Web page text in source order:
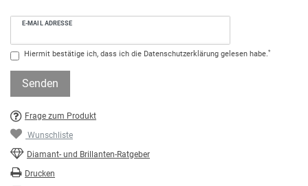
E-MAIL ADRESSE
Hiermit bestätige ich, dass ich die Daten­schutz­erklärung gelesen habe.*
Senden
Frage zum Produkt
Wunschliste
Diamant- und Brillanten-Ratgeber
Drucken